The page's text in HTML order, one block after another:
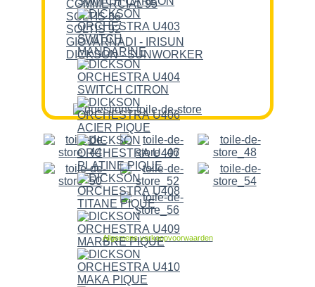
COMMERCIAL 95
SOLTIS 86
SOLTIS 92
GIOVARNADI - IRISUN
DICKSON - SUNWORKER
Allgemene verkoopvoorwaarden